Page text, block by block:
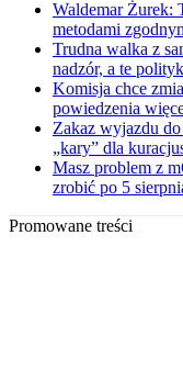
Waldemar Żurek:
metodami
Trudna walka z
nadzór, a te
Komisja chce
powiedzenia
Zakaz wyjazdu
„kary” dla
Masz problem z
zrobić po 5
Promowane treści